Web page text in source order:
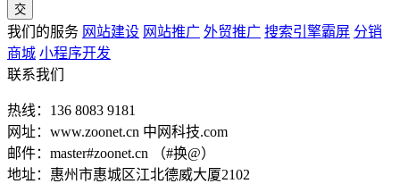
交
我们的服务 网站建设 网站推广 外贸推广 搜索引擎霸屏 分销
商城 小程序开发
联系我们
热线：136 8083 9181
网址：www.zoonet.cn 中网科技.com
邮件：master#zoonet.cn （#换@）
地址：惠州市惠城区江北德威大厦2102